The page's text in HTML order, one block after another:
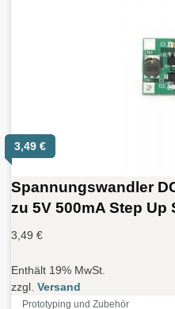
3,49 €
Spannungswandler
zu 5V 500mA Step
3,49 €
Enthält 19% MwSt.
zzgl. Versand
Prototyping und Zubehör